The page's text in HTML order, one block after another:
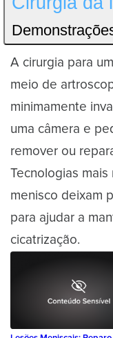
A cirurgia para
meio de
minimamente
uma câmera e
remover ou
Tecnologias
menisco deixam
para ajudar a
cicatrização.